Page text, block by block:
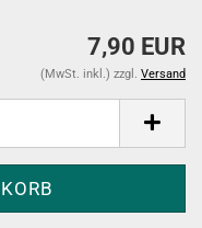
7,90 EUR
(MwSt. inkl.) zzgl. Versand